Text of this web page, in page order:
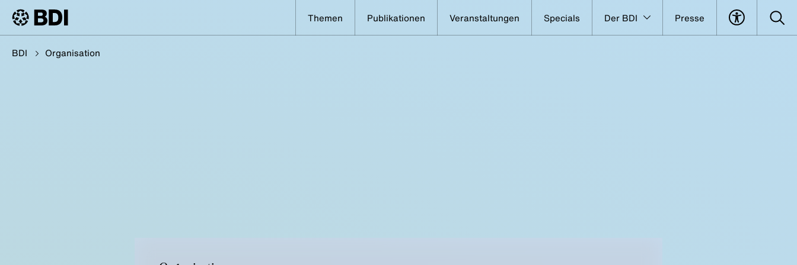
Themen Publikationen Veranstaltungen Specials Der BDI Presse
BDI Organisation